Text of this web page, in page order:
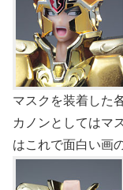
マスクを装着した
カノンとしてはマ
はこれで面白い画